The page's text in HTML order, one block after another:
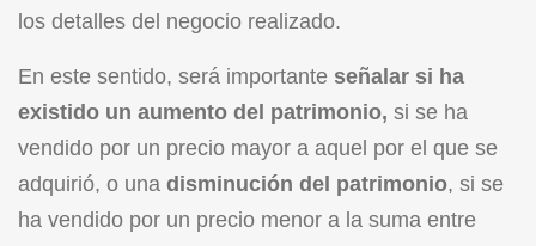
los detalles del negocio realizado.
En este sentido, será importante señalar si ha
existido un aumento del patrimonio, si se ha
vendido por un precio mayor a aquel por el que se
adquirió, o una disminución del patrimonio, si se
ha vendido por un precio menor a la suma entre